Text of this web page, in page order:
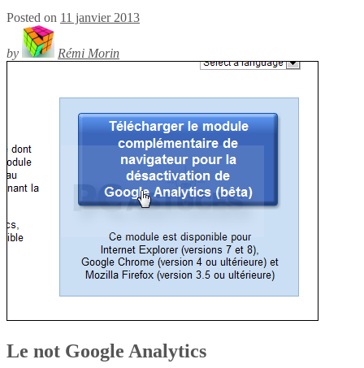
Posted on 11 janvier 2013
by Rémi Morin
Le not Google Analytics